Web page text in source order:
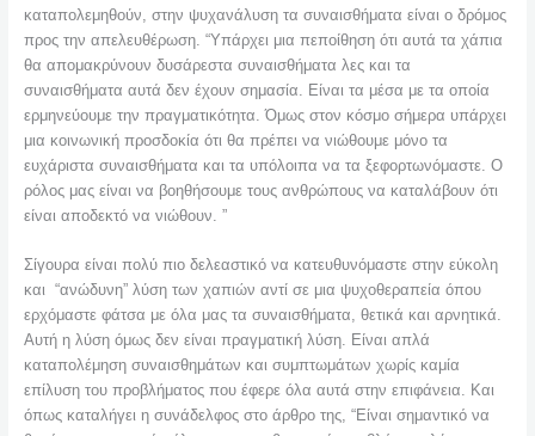
καταπολεμηθούν, στην ψυχανάλυση τα συναισθήματα είναι ο δρόμος
προς την απελευθέρωση. “Υπάρχει μια πεποίθηση ότι αυτά τα χάπια
θα απομακρύνουν δυσάρεστα συναισθήματα λες και τα
συναισθήματα αυτά δεν έχουν σημασία. Είναι τα μέσα με τα οποία
ερμηνεύουμε την πραγματικότητα. Όμως στον κόσμο σήμερα υπάρχει
μια κοινωνική προσδοκία ότι θα πρέπει να νιώθουμε μόνο τα
ευχάριστα συναισθήματα και τα υπόλοιπα να τα ξεφορτωνόμαστε. Ο
ρόλος μας είναι να βοηθήσουμε τους ανθρώπους να καταλάβουν ότι
είναι αποδεκτό να νιώθουν. ”
Σίγουρα είναι πολύ πιο δελεαστικό να κατευθυνόμαστε στην εύκολη
και “ανώδυνη” λύση των χαπιών αντί σε μια ψυχοθεραπεία όπου
ερχόμαστε φάτσα με όλα μας τα συναισθήματα, θετικά και αρνητικά.
Αυτή η λύση όμως δεν είναι πραγματική λύση. Είναι απλά
καταπολέμηση συναισθημάτων και συμπτωμάτων χωρίς καμία
επίλυση του προβλήματος που έφερε όλα αυτά στην επιφάνεια. Και
όπως καταλήγει η συνάδελφος στο άρθρο της, “Είναι σημαντικό να